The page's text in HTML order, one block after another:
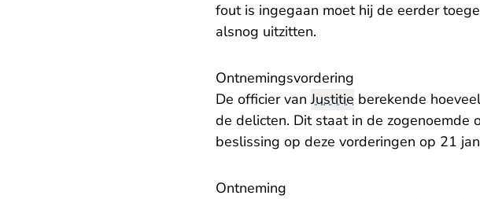
fout is ingegaan moet hij de eerder
alsnog uitzitten.
​Ontnemingsvordering
De officier vanJustitie berekende
de delicten. Dit staat in de zogenoemde
beslissing op deze vorderingen op 21
Ontneming